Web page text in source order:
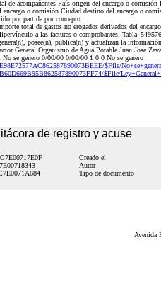
de acompañantes País origen del encargo o
o comisión Ciudad destino del encargo o
por partida por concepto
total de gastos no erogados derivados del
a las facturas o comprobantes.
posee(n), publica(n) y actualizan la
General Organismo de Agua Potable Juan Jose
se genero 0/00/00 0/00/00 1 0 0 No se genero
$File/
$File/
de registro y acuse
Creado el
Autor
Tipo de documento
Avenida